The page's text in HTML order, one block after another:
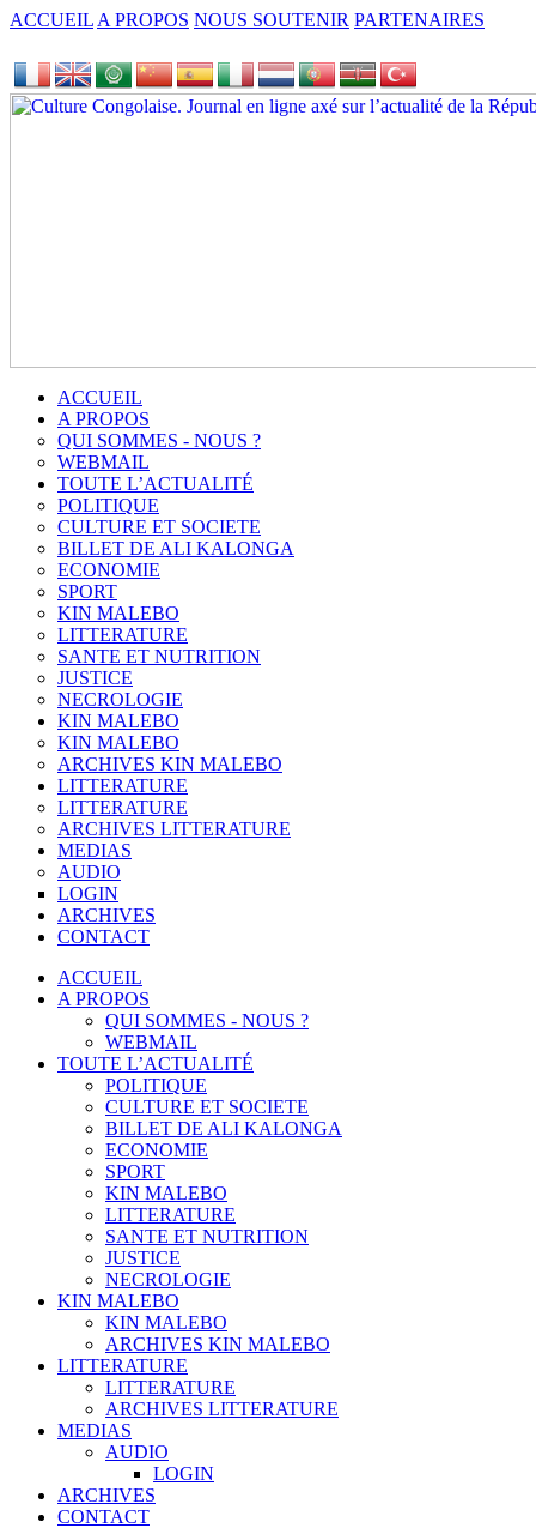
ACCUEIL A PROPOS NOUS SOUTENIR PARTENAIRES
ACCUEIL
A PROPOS
QUI SOMMES - NOUS ?
WEBMAIL
TOUTE L’ACTUALITÉ
POLITIQUE
CULTURE ET SOCIETE
BILLET DE ALI KALONGA
ECONOMIE
SPORT
KIN MALEBO
LITTERATURE
SANTE ET NUTRITION
JUSTICE
NECROLOGIE
KIN MALEBO
KIN MALEBO
ARCHIVES KIN MALEBO
LITTERATURE
LITTERATURE
ARCHIVES LITTERATURE
MEDIAS
AUDIO
LOGIN
ARCHIVES
CONTACT
ACCUEIL
A PROPOS
QUI SOMMES - NOUS ?
WEBMAIL
TOUTE L’ACTUALITÉ
POLITIQUE
CULTURE ET SOCIETE
BILLET DE ALI KALONGA
ECONOMIE
SPORT
KIN MALEBO
LITTERATURE
SANTE ET NUTRITION
JUSTICE
NECROLOGIE
KIN MALEBO
KIN MALEBO
ARCHIVES KIN MALEBO
LITTERATURE
LITTERATURE
ARCHIVES LITTERATURE
MEDIAS
AUDIO
LOGIN
ARCHIVES
CONTACT